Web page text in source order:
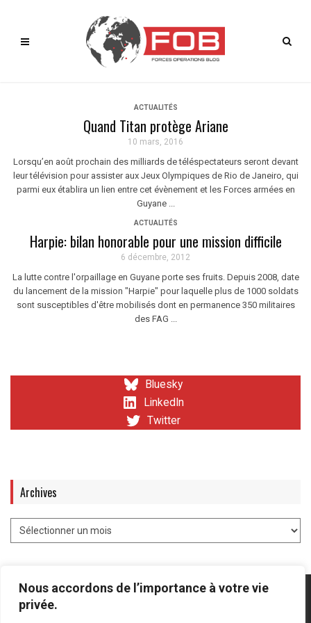
Nous accordons de l’importance à votre vie
privée.
ACTUALITÉS
Quand Titan protège Ariane
10 mars, 2016
Lorsqu’en août prochain des milliards de téléspectateurs seront devant
leur télévision pour assister aux Jeux Olympiques de Rio de Janeiro, qui
parmi eux établira un lien entre cet évènement et les Forces armées en
Guyane ...
ACTUALITÉS
Harpie: bilan honorable pour une mission difficile
6 décembre, 2012
La lutte contre l'orpaillage en Guyane porte ses fruits. Depuis 2008, date
du lancement de la mission "Harpie" pour laquelle plus de 1000 soldats
sont susceptibles d'être mobilisés dont en permanence 350 militaires
des FAG ...
Bluesky
LinkedIn
Twitter
Archives